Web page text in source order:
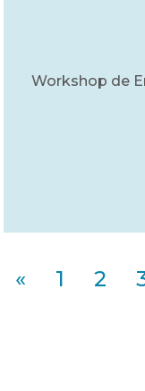
Workshop de
« 1 2